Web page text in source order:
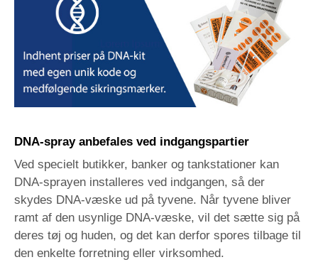
DNA-spray anbefales ved indgangspartier
Ved specielt butikker, banker og tankstationer kan
DNA-sprayen installeres ved indgangen, så der
skydes DNA-væske ud på tyvene. Når tyvene bliver
ramt af den usynlige DNA-væske, vil det sætte sig på
deres tøj og huden, og det kan derfor spores tilbage til
den enkelte forretning eller virksomhed.